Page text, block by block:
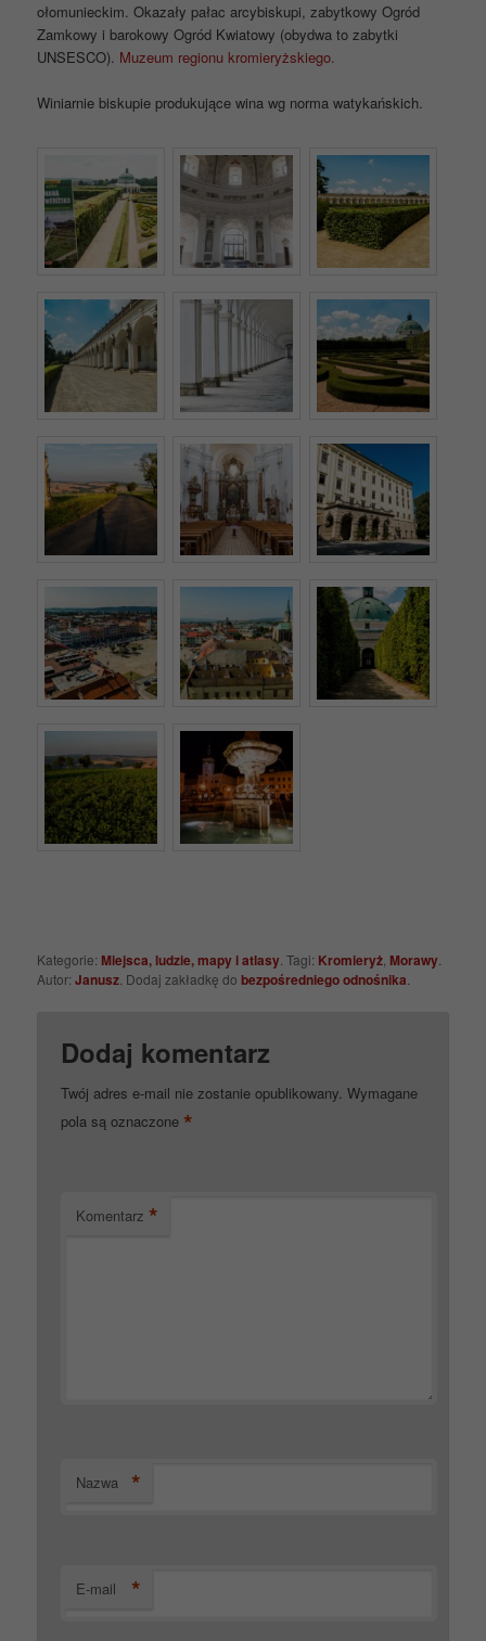
ołomunieckim. Okazały pałac arcybiskupi, zabytkowy Ogród
Zamkowy i barokowy Ogród Kwiatowy (obydwa to zabytki
UNSESCO). Muzeum regionu kromieryżskiego.
Winiarnie biskupie produkujące wina wg norma watykańskich.
Kategorie: Miejsca, ludzie, mapy i atlasy . Tagi: Kromieryż Morawy
Autor:Janusz . Dodaj zakładkę dobezpośredniego odnośnika
Dodaj komentarz
Twój adres e-mail nie zostanie opublikowany. Wymagane
pola są oznaczone *
Komentarz *
Nazwa *
E-mail *